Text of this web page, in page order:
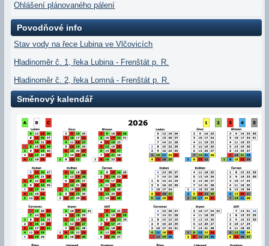
Ohlášení plánovaného pálení
Povodňové info
Stav vody na řece Lubina ve Vlčovicích
Hladinoměr č. 1, řeka Lubina - Frenštát p. R.
Hladinoměr č. 2, řeka Lomná - Frenštát p. R.
Směnový kalendář